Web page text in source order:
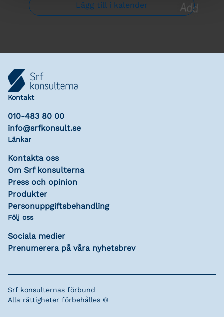
Lägg till i kalender
Kontakt
010-483 80 00
info@srfkonsult.se
Länkar
Kontakta oss
Om Srf konsulterna
Press och opinion
Produkter
Personuppgiftsbehandling
Följ oss
Sociala medier
Prenumerera på våra nyhetsbrev
Srf konsulternas förbund
Alla rättigheter förbehålles ©